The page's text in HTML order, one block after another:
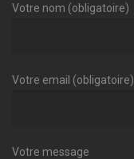
Votre nom (obligatoire)
Votre email (obligatoire)
Votre message